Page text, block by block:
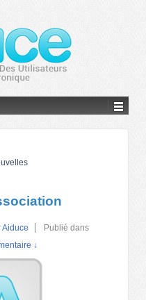
Aiduce
Publié dans
↓